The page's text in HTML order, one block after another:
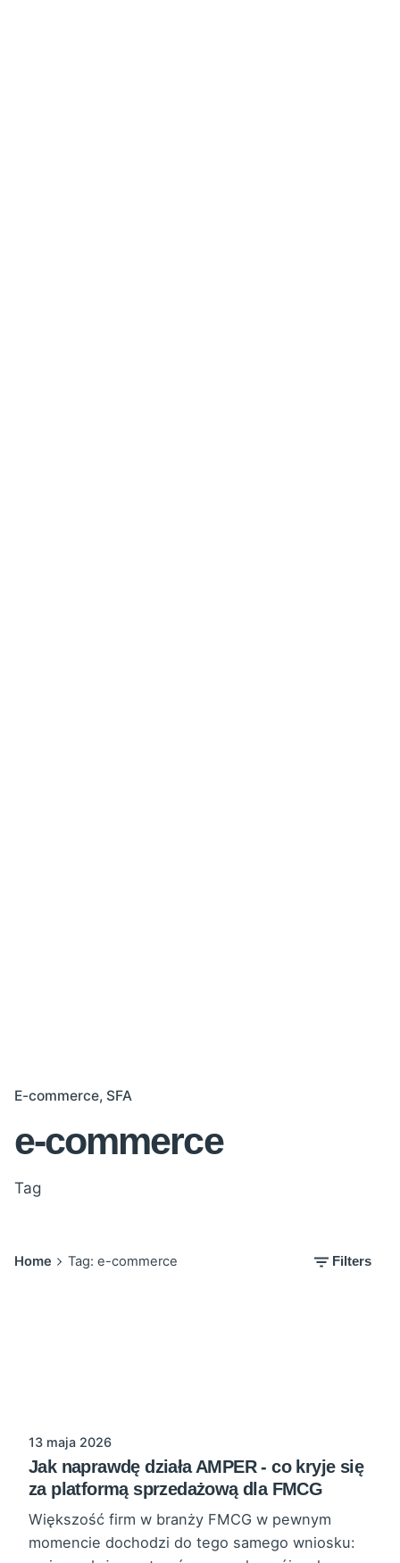
E-commerce SFA
e-commerce
Tag
Home Tag: e-commerce Filters
13 maja 2026
Jak naprawdę działa AMPER - co kryje się
za platformą sprzedażową dla FMCG
Większość firm w branży FMCG w pewnym
momencie dochodzi do tego samego wniosku: